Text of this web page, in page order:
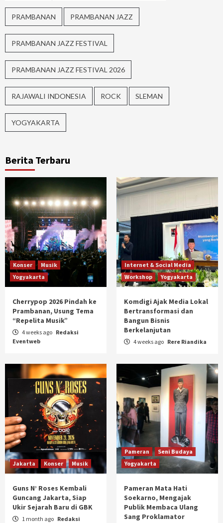
PRAMBANAN PRAMBANAN JAZZ
PRAMBANAN JAZZ FESTIVAL
PRAMBANAN JAZZ FESTIVAL 2026
RAJAWALI INDONESIA ROCK SLEMAN
YOGYAKARTA
Berita Terbaru
Konser
Musik
Yogyakarta
Cherrypop 2026 Pindah ke
Prambanan, Usung Tema
“Repelita Musik”
4 weeks ago Redaksi
Eventweb
Internet & Social Media
Workshop
Yogyakarta
Komdigi Ajak Media Lokal
Bertransformasi dan
Bangun Bisnis
Berkelanjutan
4 weeks ago Rere Riandika
Jakarta Konser Musik
Guns N’ Roses Kembali
Guncang Jakarta, Siap
Ukir Sejarah Baru di GBK
1 month ago Redaksi
Pameran
Seni Budaya
Yogyakarta
Pameran Mata Hati
Soekarno, Mengajak
Publik Membaca Ulang
Sang Proklamator